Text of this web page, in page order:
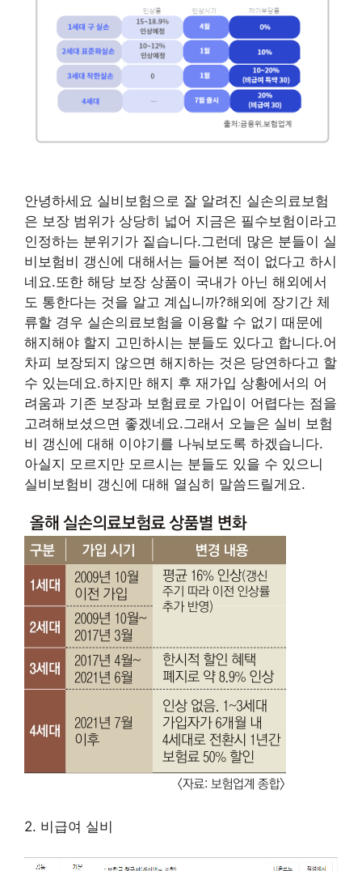
안녕하세요 실비보험으로 잘 알려진 실손의료보험
은 보장 범위가 상당히 넓어 지금은 필수보험이라고
인정하는 분위기가 짙습니다.그런데 많은 분들이 실
비보험비 갱신에 대해서는 들어본 적이 없다고 하시
네요.또한 해당 보장 상품이 국내가 아닌 해외에서
도 통한다는 것을 알고 계십니까?해외에 장기간 체
류할 경우 실손의료보험을 이용할 수 없기 때문에
해지해야 할지 고민하시는 분들도 있다고 합니다.어
차피 보장되지 않으면 해지하는 것은 당연하다고 할
수 있는데요.하지만 해지 후 재가입 상황에서의 어
려움과 기존 보장과 보험료로 가입이 어렵다는 점을
고려해보셨으면 좋겠네요.그래서 오늘은 실비 보험
비 갱신에 대해 이야기를 나눠보도록 하겠습니다.
아실지 모르지만 모르시는 분들도 있을 수 있으니
실비보험비 갱신에 대해 열심히 말씀드릴게요.
2. 비급여 실비